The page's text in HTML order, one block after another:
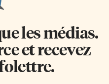
les médias.
et recevez